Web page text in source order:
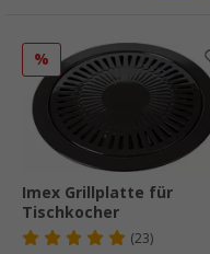
%
Imex Grillplatte für
Tischkocher
(23)